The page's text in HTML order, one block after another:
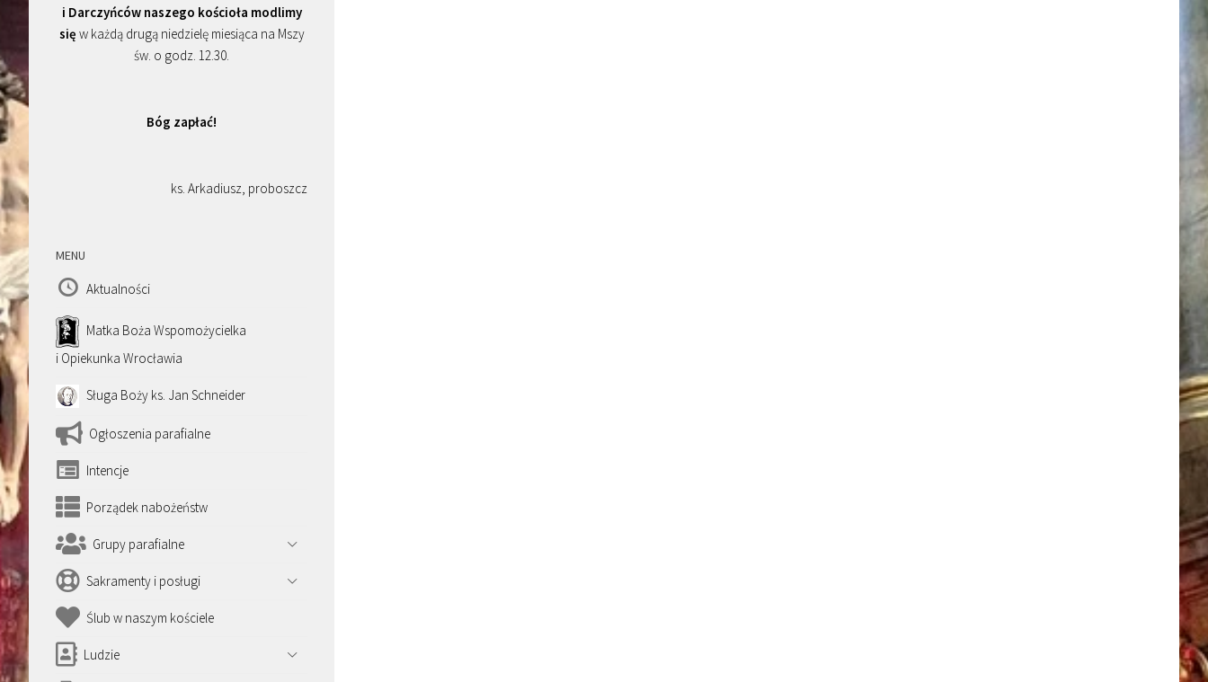
i Darczyńców naszego kościoła modlimy
się w każdą drugą niedzielę miesiąca na Mszy
św. o godz. 12.30.
Bóg zapłać!
ks. Arkadiusz, proboszcz
MENU
Aktualności
Matka Boża Wspomożycielka
i Opiekunka Wrocławia
Sługa Boży ks. Jan Schneider
Ogłoszenia parafialne
Intencje
Porządek nabożeństw
Grupy parafialne
Sakramenty i posługi
Ślub w naszym kościele
Ludzie